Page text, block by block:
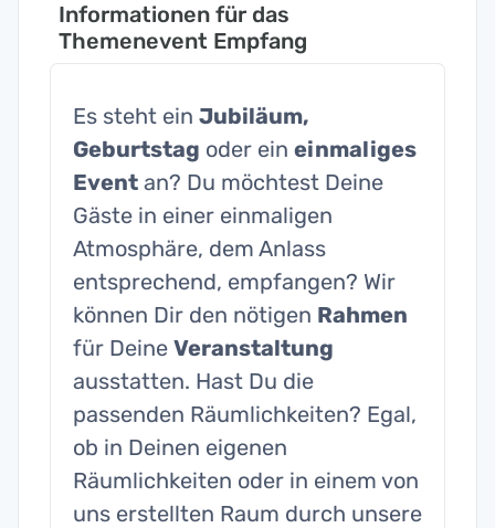
Informationen für das
Themenevent Empfang
Es steht ein Jubiläum,
Geburtstag oder ein einmaliges
Event an? Du möchtest Deine
Gäste in einer einmaligen
Atmosphäre, dem Anlass
entsprechend, empfangen? Wir
können Dir den nötigen Rahmen
für Deine Veranstaltung
ausstatten. Hast Du die
passenden Räumlichkeiten? Egal,
ob in Deinen eigenen
Räumlichkeiten oder in einem von
uns erstellten Raum durch unsere